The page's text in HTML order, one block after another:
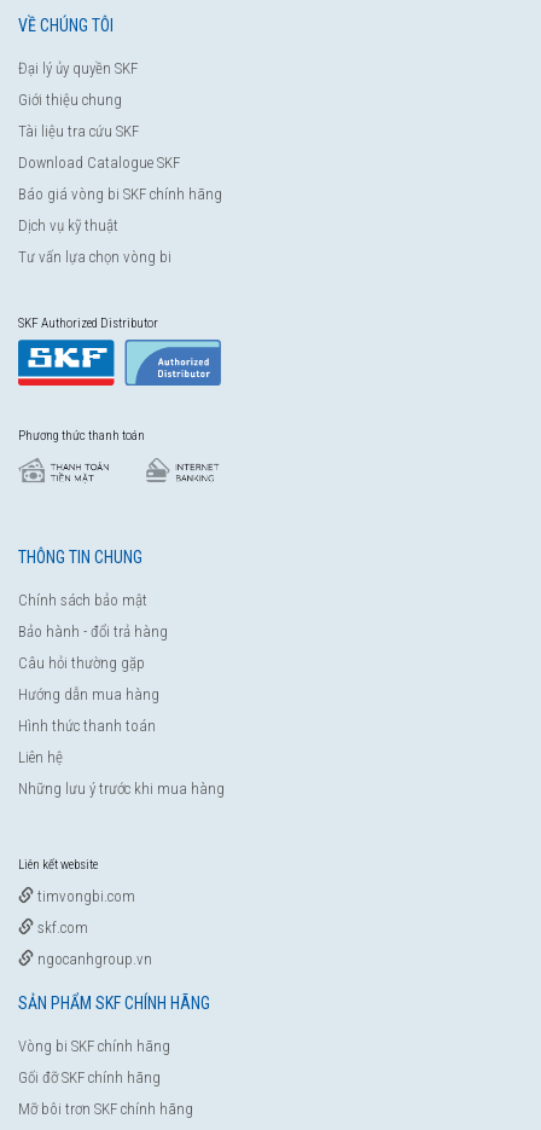
VỀ CHÚNG TÔI
Đại lý ủy quyền SKF
Giới thiệu chung
Tài liệu tra cứu SKF
Download Catalogue SKF
Báo giá vòng bi SKF chính hãng
Dịch vụ kỹ thuật
Tư vấn lựa chọn vòng bi
SKF Authorized Distributor
Phương thức thanh toán
THÔNG TIN CHUNG
Chính sách bảo mật
Bảo hành - đổi trả hàng
Câu hỏi thường gặp
Hướng dẫn mua hàng
Hình thức thanh toán
Liên hệ
Những lưu ý trước khi mua hàng
Liên kết website
timvongbi.com
skf.com
ngocanhgroup.vn
SẢN PHẨM SKF CHÍNH HÃNG
Vòng bi SKF chính hãng
Gối đỡ SKF chính hãng
Mỡ bôi trơn SKF chính hãng